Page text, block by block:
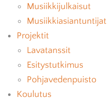
Musiikkijulkaisut
Musiikkiasiantuntijat
Projektit
Lavatanssit
Esitystutkimus
Pohjavedenpuisto
Koulutus